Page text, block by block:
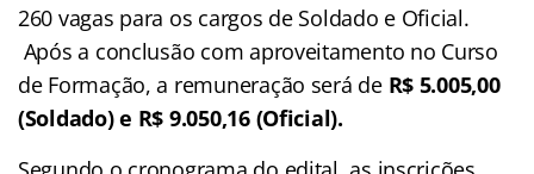
260 vagas para os cargos de Soldado e Oficial.
Após a conclusão com aproveitamento no Curso
de Formação, a remuneração será de R$ 5.005,00
(Soldado) e R$ 9.050,16 (Oficial).